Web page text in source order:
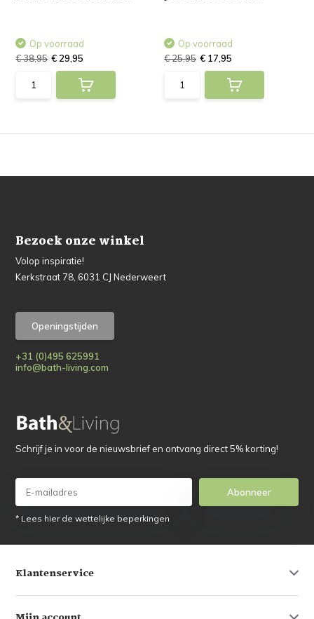
Op voorraad
€ 38,95 € 29,95
Op voorraad
€ 25,95 € 17,95
Bezoek onze winkel
Volop inspiratie!
Kerkstraat 78, 6031 CJ Nederweert
Openingstijden
+31 (0)495 625991
info@bath-living.com
Schrijf je in voor de nieuwsbrief en ontvang direct 5% korting!
Abonneer
* Lees hier de wettelijke beperkingen
Klantenservice